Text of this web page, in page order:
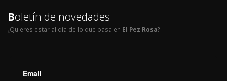
Boletín de novedades
¿Quieres estar al día de lo que pasa en El Pez Rosa?